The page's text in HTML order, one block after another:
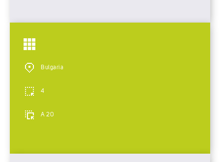
Bulgaria
4
A 20